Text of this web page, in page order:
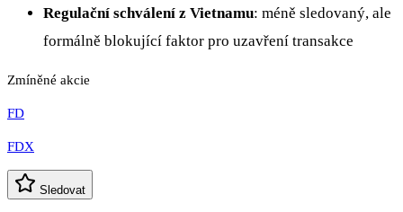
Regulační schválení z Vietnamu: méně sledovaný, ale
formálně blokující faktor pro uzavření transakce
Zmíněné akcie
FD
FDX
Sledovat